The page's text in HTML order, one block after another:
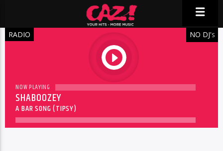
RADIO
play
NO DJ'S
NOW PLAYING
SHABOOZEY
A BAR SONG (TIPSY)